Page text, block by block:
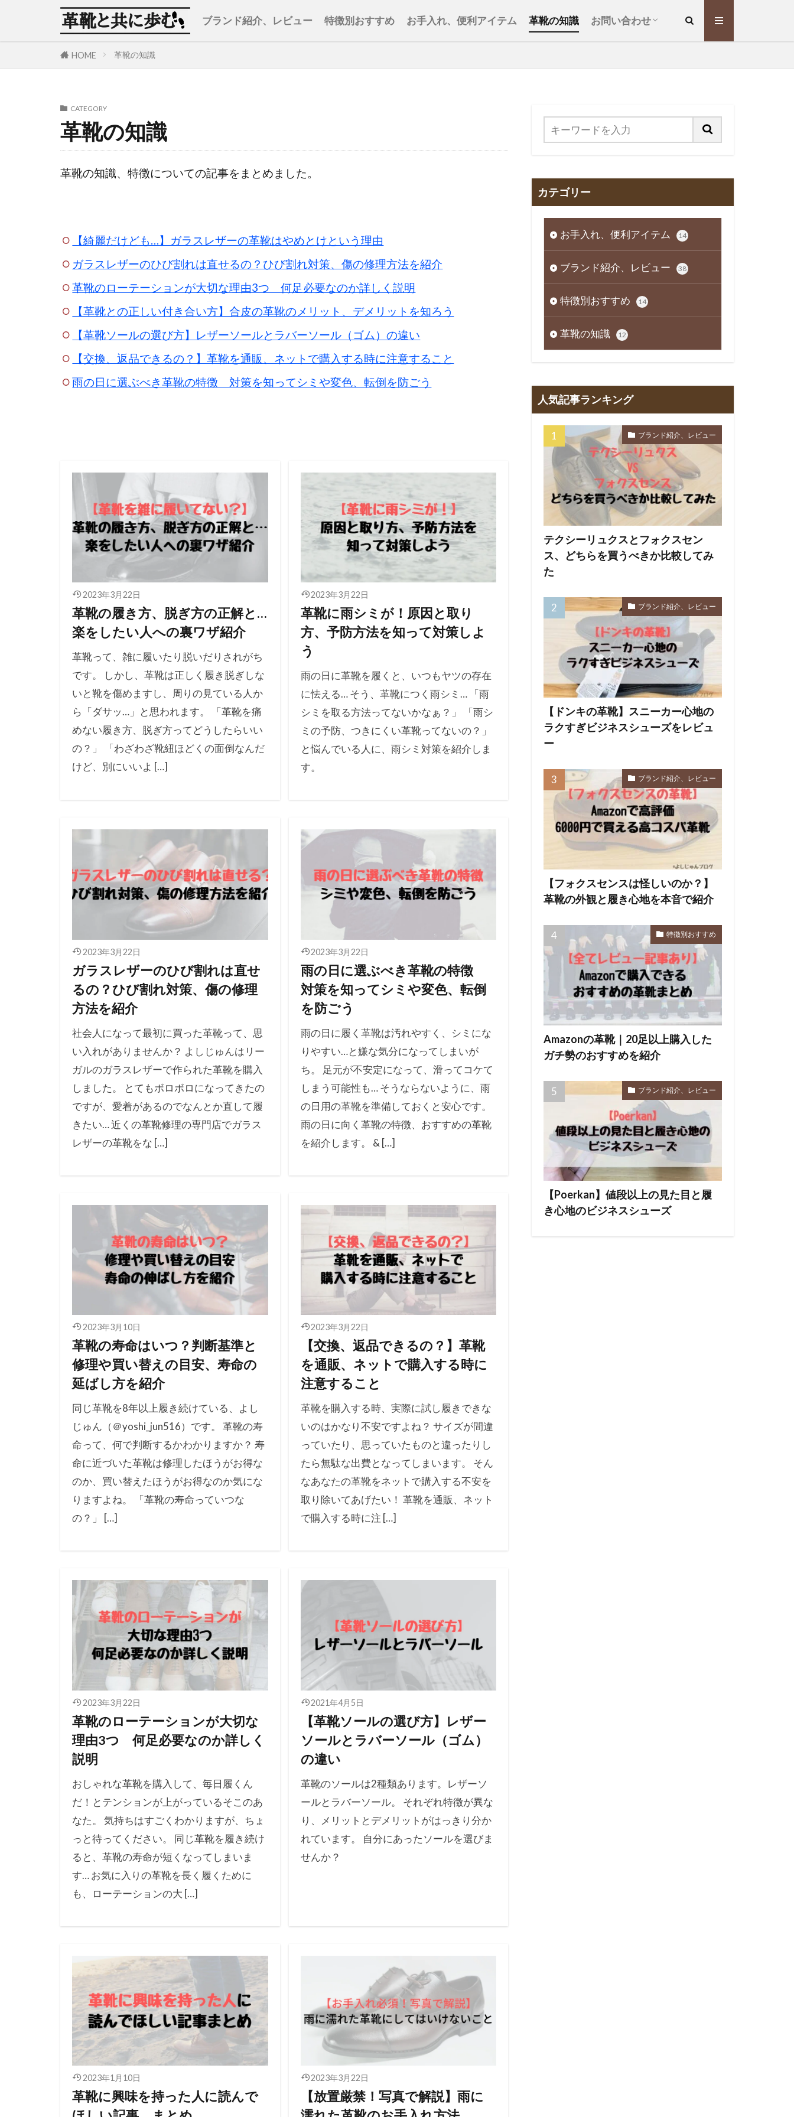
ブランド紹介、レビュー 特徴別おすすめ お手入れ、便利アイテム 革靴の知識 お問い合わせ
HOME 革靴の知識
CATEGORY
革靴の知識
革靴の知識、特徴についての記事をまとめました。
【綺麗だけども…】ガラスレザーの革靴はやめとけという理由
ガラスレザーのひび割れは直せるの？ひび割れ対策、傷の修理方法を紹介
革靴のローテーションが大切な理由3つ 何足必要なのか詳しく説明
【革靴との正しい付き合い方】合皮の革靴のメリット、デメリットを知ろう
【革靴ソールの選び方】レザーソールとラバーソール（ゴム）の違い
【交換、返品できるの？】革靴を通販、ネットで購入する時に注意すること
雨の日に選ぶべき革靴の特徴 対策を知ってシミや変色、転倒を防ごう
2023年3月22日
革靴の履き方、脱ぎ方の正解と…
楽をしたい人への裏ワザ紹介
革靴って、雑に履いたり脱いだりされがち
です。 しかし、革靴は正しく履き脱ぎしな
いと靴を傷めますし、周りの見ている人か
ら「ダサッ…」と思われます。 「革靴を痛
めない履き方、脱ぎ方ってどうしたらいい
の？」 「わざわざ靴紐ほどくの面倒なんだ
けど、別にいいよ […]
2023年3月22日
革靴に雨シミが！原因と取り
方、予防方法を知って対策しよ
う
雨の日に革靴を履くと、いつもヤツの存在
に怯える… そう、革靴につく雨シミ… 「雨
シミを取る方法ってないかなぁ？」 「雨シ
ミの予防、つきにくい革靴ってないの？」
と悩んでいる人に、雨シミ対策を紹介しま
す。
2023年3月22日
ガラスレザーのひび割れは直せ
るの？ひび割れ対策、傷の修理
方法を紹介
社会人になって最初に買った革靴って、思
い入れがありませんか？ よしじゅんはリー
ガルのガラスレザーで作られた革靴を購入
しました。 とてもボロボロになってきたの
ですが、愛着があるのでなんとか直して履
きたい… 近くの革靴修理の専門店でガラス
レザーの革靴をな […]
2023年3月22日
雨の日に選ぶべき革靴の特徴
対策を知ってシミや変色、転倒
を防ごう
雨の日に履く革靴は汚れやすく、シミにな
りやすい…と嫌な気分になってしまいが
ち。 足元が不安定になって、滑ってコケて
しまう可能性も… そうならないように、雨
の日用の革靴を準備しておくと安心です。
雨の日に向く革靴の特徴、おすすめの革靴
を紹介します。 & […]
2023年3月10日
革靴の寿命はいつ？判断基準と
修理や買い替えの目安、寿命の
延ばし方を紹介
同じ革靴を8年以上履き続けている、よし
じゅん（＠yoshi_jun516）です。 革靴の寿
命って、何で判断するかわかりますか？ 寿
命に近づいた革靴は修理したほうがお得な
のか、買い替えたほうがお得なのか気にな
りますよね。 「革靴の寿命っていつな
の？」 […]
2023年3月22日
【交換、返品できるの？】革靴
を通販、ネットで購入する時に
注意すること
革靴を購入する時、実際に試し履きできな
いのはかなり不安ですよね？ サイズが間違
っていたり、思っていたものと違ったりし
たら無駄な出費となってしまいます。 そん
なあなたの革靴をネットで購入する不安を
取り除いてあげたい！ 革靴を通販、ネット
で購入する時に注 […]
2023年3月22日
革靴のローテーションが大切な
理由3つ 何足必要なのか詳しく
説明
おしゃれな革靴を購入して、毎日履くん
だ！とテンションが上がっているそこのあ
なた。 気持ちはすごくわかりますが、ちょ
っと待ってください。 同じ革靴を履き続け
ると、革靴の寿命が短くなってしまいま
す… お気に入りの革靴を長く履くために
も、ローテーションの大 […]
2021年4月5日
【革靴ソールの選び方】レザー
ソールとラバーソール（ゴム）
の違い
革靴のソールは2種類あります。レザーソ
ールとラバーソール。 それぞれ特徴が異な
り、メリットとデメリットがはっきり分か
れています。 自分にあったソールを選びま
せんか？
2023年1月10日
革靴に興味を持った人に読んで
2023年3月22日
【放置厳禁！写真で解説】雨に
カテゴリー
お手入れ、便利アイテム 14
ブランド紹介、レビュー 38
特徴別おすすめ 14
革靴の知識 12
人気記事ランキング
ブランド紹介、レビュー
テクシーリュクスとフォクスセン
ス、どちらを買うべきか比較してみ
た
ブランド紹介、レビュー
【ドンキの革靴】スニーカー心地の
ラクすぎビジネスシューズをレビュ
ー
ブランド紹介、レビュー
【フォクスセンスは怪しいのか？】
革靴の外観と履き心地を本音で紹介
特徴別おすすめ
Amazonの革靴｜20足以上購入した
ガチ勢のおすすめを紹介
ブランド紹介、レビュー
【Poerkan】値段以上の見た目と履
き心地のビジネスシューズ